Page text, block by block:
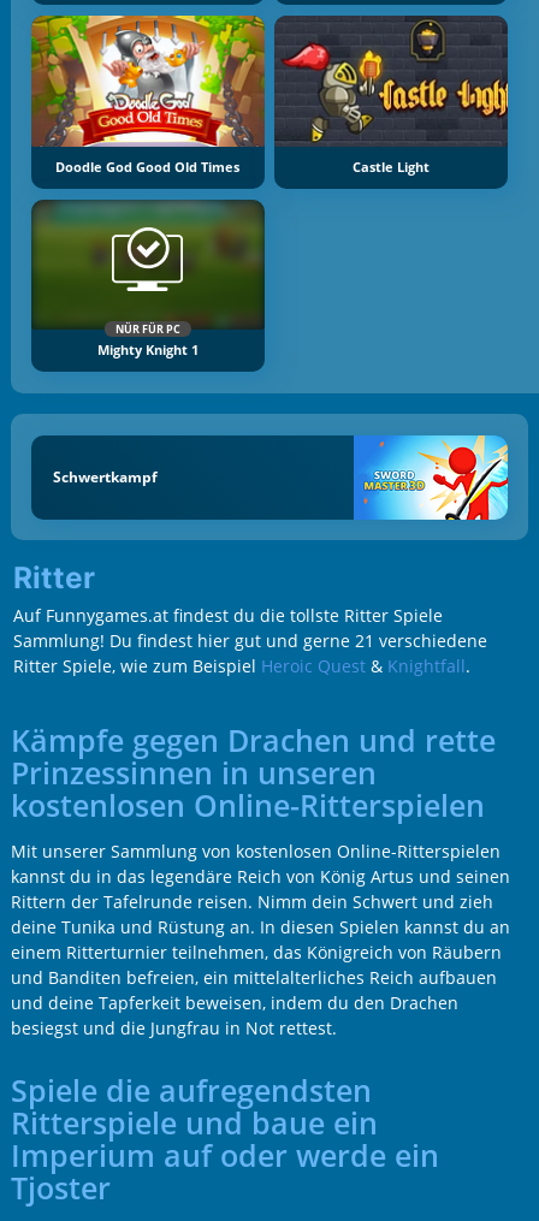
Doodle God Good Old Times Castle Light
NÜR FÜR PC
Mighty Knight 1
Schwertkampf
Ritter
Auf Funnygames.at findest du die tollste Ritter Spiele
Sammlung! Du findest hier gut und gerne 21 verschiedene
Ritter Spiele, wie zum Beispiel Heroic Quest& Knightfall.
Kämpfe gegen Drachen und rette
Prinzessinnen in unseren
kostenlosen Online-Ritterspielen
Mit unserer Sammlung von kostenlosen Online-Ritterspielen
kannst du in das legendäre Reich von König Artus und seinen
Rittern der Tafelrunde reisen. Nimm dein Schwert und zieh
deine Tunika und Rüstung an. In diesen Spielen kannst du an
einem Ritterturnier teilnehmen, das Königreich von Räubern
und Banditen befreien, ein mittelalterliches Reich aufbauen
und deine Tapferkeit beweisen, indem du den Drachen
besiegst und die Jungfrau in Not rettest.
Spiele die aufregendsten
Ritterspiele und baue ein
Imperium auf oder werde ein
Tjoster